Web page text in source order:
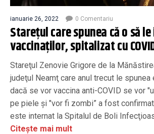
ianuarie 26, 2022 0 Comentariu
Stareţul care spunea că o să
vaccinaților, spitalizat cu
Stareţul Zenovie Grigore de la
judeţul Neamţ care anul trecut le spunea
dacă se vor vaccina anti-COVID se vor
pe piele și "vor fi zombi” a fost
este internat la Spitalul de Boli
Citește mai mult